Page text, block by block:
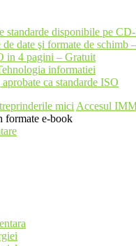
standarde disponibile pe
date şi formate de schimb
in 4 pagini – Gratuit
informatiei
ca standarde ISO
mici Accesul
formate e-book